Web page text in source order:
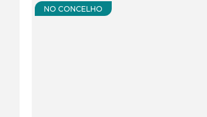
NO CONCELHO